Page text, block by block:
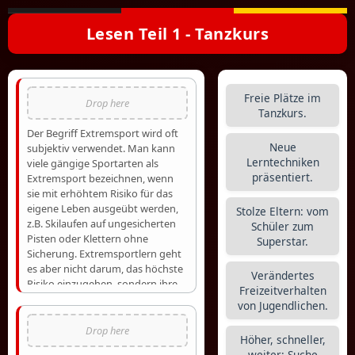
Lesen Teil 1 - Tanzkurs
Der Begriff Extremsport wird oft
subjektiv verwendet. Man kann
viele gängige Sportarten als
Extremsport bezeichnen, wenn
sie mit erhöhtem Risiko für das
eigene Leben ausgeübt werden,
z.B. Skilaufen auf ungesicherten
Pisten oder Klettern ohne
Sicherung. Extremsportlern geht
es aber nicht darum, das höchste
Risiko einzugehen, sondern ihre
Extremsport kann man an vielen
Orten betreiben: in der Wüste,
unter Wasser, auf Klippen oder
Freie Plätze im
Tanzkurs.
Neue
Lerntechniken
präsentiert.
Stolze Eltern: vom
Schüler zum
Superstar.
Verändertes
Freizeitverhalten
von Jugendlichen.
Höher, schneller,